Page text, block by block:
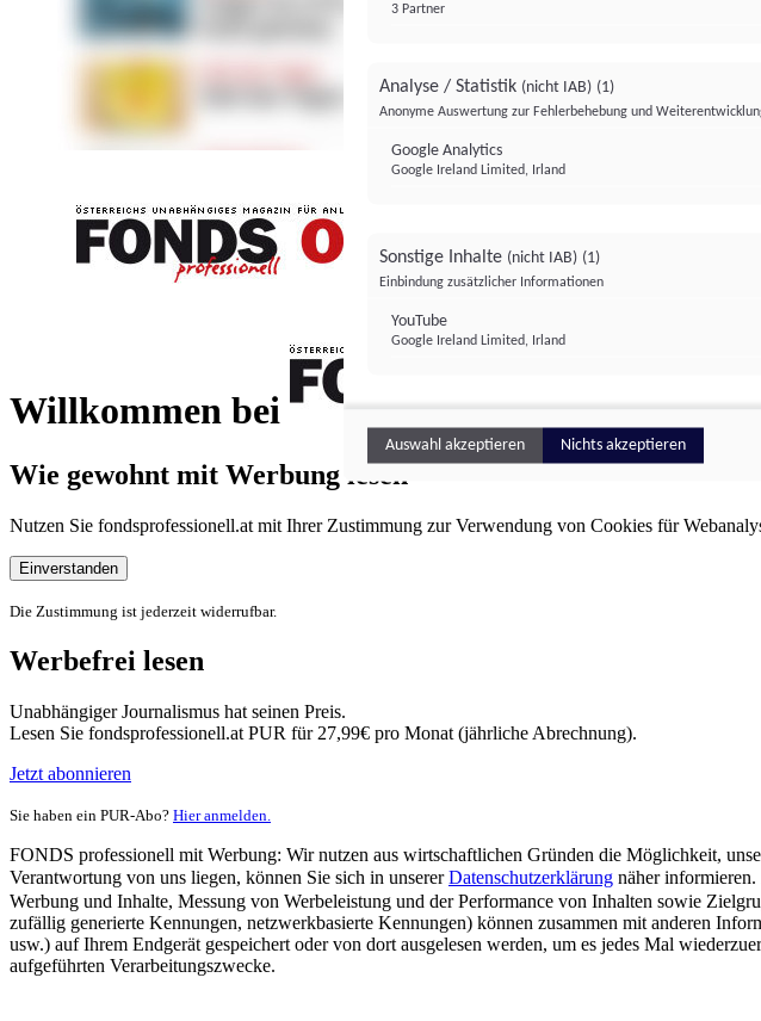
Willkommen bei
FONDS professionell
Wie gewohnt mit Werbung lesen
Nutzen Sie fondsprofessionell.at mit Ihrer Zustimmung zur Verwendung von Cookies für
Einverstanden
Die Zustimmung ist jederzeit widerrufbar.
Werbefrei lesen
Unabhängiger Journalismus hat seinen Preis.
Lesen Sie fondsprofessionell.at PUR für 27,99€ pro Monat (jährliche Abrechnung).
Jetzt abonnieren
Sie haben ein PUR-Abo? Hier anmelden.
FONDS professionell mit Werbung: Wir nutzen aus wirtschaftlichen Gründen die Möglichkeit,
Verantwortung von uns liegen, können Sie sich in unsererDatenschutzerklärung näher informieren.
Werbung und Inhalte, Messung von Werbeleistung und der Performance von Inhalten sowie
zufällig generierte Kennungen, netzwerkbasierte Kennungen) können zusammen mit anderen
usw.) auf Ihrem Endgerät gespeichert oder von dort ausgelesen werden, um es jedes Mal
aufgeführten Verarbeitungszwecke.
3 Partner
Analyse / Statistik (nicht IAB) (1)
Anonyme Auswertung zur Fehlerbehebung und
Google Analytics
Google Ireland Limited, Irland
Sonstige Inhalte (nicht IAB) (1)
Einbindung zusätzlicher Informationen
YouTube
Google Ireland Limited, Irland
Auswahl akzeptieren Nichts akzeptieren